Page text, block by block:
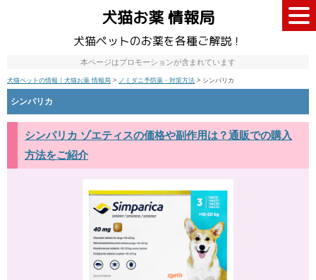
犬猫お薬 情報局
犬猫ペットのお薬を各種ご解説！
本ページはプロモーションが含まれています
犬猫ペットの情報｜犬猫お薬 情報局 > ノミダニ予防薬・対策方法 > シンパリカ
シンパリカ
シンパリカ ゾエティスの価格や副作用は？通販での購入
方法をご紹介